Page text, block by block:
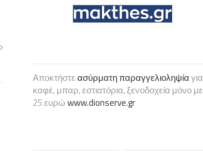
Αποκτήστεασύρματη παραγγελιοληψίαγια
καφέ, μπαρ, εστιατόρια, ξενοδοχεία μόνο με
25 ευρώwww.dionserve.gr